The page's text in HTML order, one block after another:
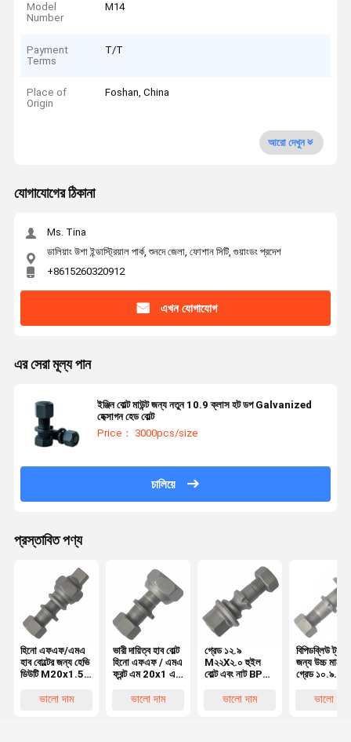
Model
Number
M14
Payment
Terms
T/T
Place of
Origin
Foshan, China
আরো দেখুন
যোগাযোগের ঠিকানা
Ms. Tina
ডালিয়াং উশা ইন্ডাস্ট্রিয়াল পার্ক, শুনদে জেলা, ফোশান সিটি, গুয়াংডং প্রদেশ
+8615260320912
এখন যোগাযোগ
এর সেরা মূল্য পান
ইঞ্জিন বোল্ট মাউন্ট জন্য নতুন 10.9 ক্লাস হট ডপ Galvanized
হেক্সাগন হেড বোল্ট
Price： 3000pcs/size
চালিয়ে
প্রস্তাবিত পণ্য
হিনো এফএফ/এমএ
হাব বোল্টের জন্য হেভি
ডিউটি M20x1.5
হিনো ট্রাকের জন্য
ভালো দাম
ভারী দায়িত্ব হাব বোল্ট
হিনো এফএফ / এমএ
ফ্রন্ট এম 20x1 এর
ভালো দাম
গ্রেড ১২.৯
M২২X২.০ হুইল
বোল্ট এবং নাট BPW
OEM0329613170
ভালো দাম
বিপিডব্লিউ
জন্য উচ্চ মানের
গ্রেড ১০.৯
বোল্ট OEM
ভালো দাম